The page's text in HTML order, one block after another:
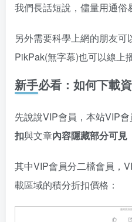
我們長話短說，儘量用通俗
另外需要科學上網的朋友可
PikPak(無字幕)也可以線上
新手必看：如何下載
先說說VIP會員，本站VIP
扣與文章內容隱藏部分可見
其中VIP會員分二檔會員，
載區域的積分折扣價格：